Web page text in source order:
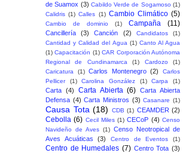
de Suamox (3) Cabildo Verde de Sogamoso (1)
Calidris (1) Calles (1) Cambio Climático (5)
Cambio de dominio (1) Campaña (11)
Cancillería (3) Canción (2) Candidatos
(1)
Cantidad y Calidad del Agua (1) Canto Al Agua
(1) Capacitación (1) CAR Corporación Autónoma
Regional de Cundinamarca
(1) Cardozo
(1)
Caricatura
(1) Carlos Montenegro (2)
Carlos
Pellicer
(1) Carolina González (1) Carpa (1)
Carta (4) Carta Abierta (6)
Carta Abierta
Defensa (4) Carta Ministros (3) Casanare (1)
Causa Tota (18) CDB (1) CEAMDER (2)
Cebolla (6) Cecil Miles (1) CECoP (4) Censo
Navideño de Aves (1) Censo Neotropical de
Aves Acuáticas
(3) Centro de Eventos (1)
Centro de Humedales (7) Centro Tota (3)